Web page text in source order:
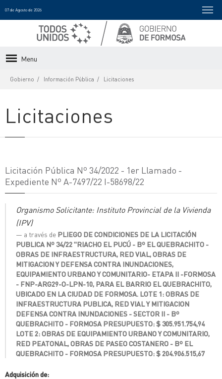
07 de Agosto de 2026
Menu
Gobierno Información Pública Licitaciones
Licitaciones
Licitación Pública Nº 34/2022 - 1er Llamado -
Expediente Nº A-7497/22 I-58698/22
Organismo Solicitante: Instituto Provincial de la Vivienda
(IPV)
a través de PLIEGO DE CONDICIONES DE LA LICITACIÓN
PUBLICA Nº 34/22 "RIACHO EL PUCÚ - Bº EL QUEBRACHITO -
OBRAS DE INFRAESTRUCTURA, RED VIAL, OBRAS DE
MITIGACION Y DEFENSA CONTRA INUNDACIONES,
EQUIPAMIENTO URBANO Y COMUNITARIO- ETAPA II -FORMOSA
- FNP-ARG29-O-LPN-10, PARA EL BARRIO EL QUEBRACHITO,
UBICADO EN LA CIUDAD DE FORMOSA. LOTE 1: OBRAS DE
INFRAESTRUCTURA PUBLICA, RED VIAL Y MITIGACION
DEFENSA CONTRA INUNDACIONES - SECTOR II - Bº
QUEBRACHITO - FORMOSA PRESUPUESTO: $ 305.951.754,94
LOTE 2: OBRAS DE EQUIPAMIENTO URBANO Y COMUNITARIO,
RED PEATONAL, OBRAS DE PASEO COSTANERO - Bº EL
QUEBRACHITO - FORMOSA PRESUPUESTO: $ 204.906.515,67
Adquisición de: